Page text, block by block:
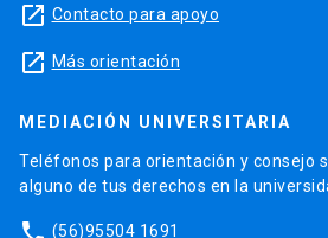
launch Contacto para apoyo
launch Más orientación
MEDIACIÓN UNIVERSITARIA
Teléfonos para orientación y consejo
alguno de tus derechos en la
(56)95504 1691